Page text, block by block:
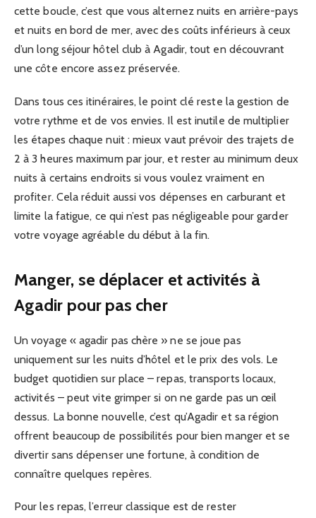
cette boucle, c’est que vous alternez nuits en arrière-pays
et nuits en bord de mer, avec des coûts inférieurs à ceux
d’un long séjour hôtel club à Agadir, tout en découvrant
une côte encore assez préservée.
Dans tous ces itinéraires, le point clé reste la gestion de
votre rythme et de vos envies. Il est inutile de multiplier
les étapes chaque nuit : mieux vaut prévoir des trajets de
2 à 3 heures maximum par jour, et rester au minimum deux
nuits à certains endroits si vous voulez vraiment en
profiter. Cela réduit aussi vos dépenses en carburant et
limite la fatigue, ce qui n’est pas négligeable pour garder
votre voyage agréable du début à la fin.
Manger, se déplacer et activités à
Agadir pour pas cher
Un voyage « agadir pas chère » ne se joue pas
uniquement sur les nuits d’hôtel et le prix des vols. Le
budget quotidien sur place – repas, transports locaux,
activités – peut vite grimper si on ne garde pas un œil
dessus. La bonne nouvelle, c’est qu’Agadir et sa région
offrent beaucoup de possibilités pour bien manger et se
divertir sans dépenser une fortune, à condition de
connaître quelques repères.
Pour les repas, l’erreur classique est de rester